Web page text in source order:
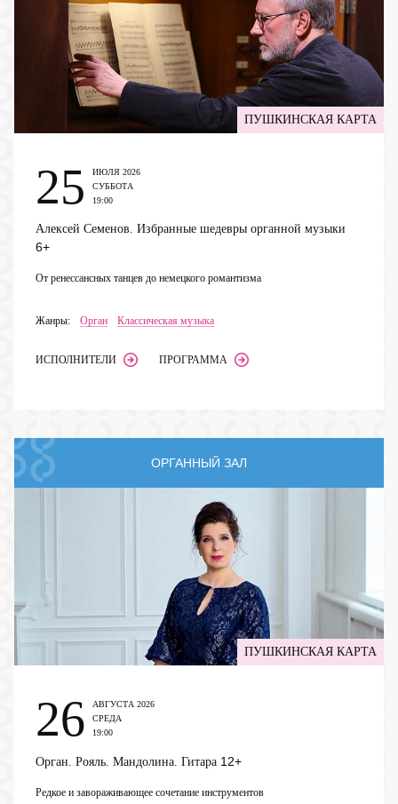
25
ИЮЛЯ 2026
СУББОТА
19:00
Алексей Семенов. Избранные шедевры органной музыки
6+
От ренессансных танцев до немецкого романтизма
Жанры: Орган Классическая музыка
ИСПОЛНИТЕЛИ ПРОГРАММА
ПУШКИНСКАЯ КАРТА
ОРГАННЫЙ ЗАЛ
26
АВГУСТА 2026
СРЕДА
19:00
Орган. Рояль. Мандолина. Гитара 12+
Редкое и завораживающее сочетание инструментов
ПУШКИНСКАЯ КАРТА